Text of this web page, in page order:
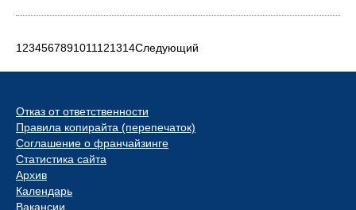
1234567891011121314Следующий
Отказ от ответственности
Правила копирайта (перепечаток)
Соглашение о франчайзинге
Статистика сайта
Архив
Календарь
Вакансии